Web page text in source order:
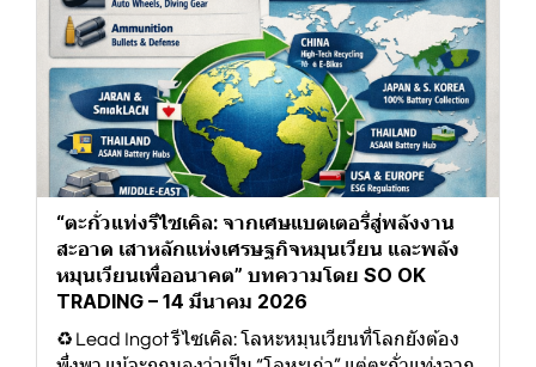
“ตะกั่วแท่งรีไซเคิล: จากเศษแบตเตอรี่สู่พลังงาน
สะอาด เสาหลักแห่งเศรษฐกิจหมุนเวียน และพลัง
หมุนเวียนเพื่ออนาคต” บทความโดย SO OK
TRADING – 14 มีนาคม 2026
♻️ Lead Ingot รีไซเคิล: โลหะหมุนเวียนที่โลกยังต้อง